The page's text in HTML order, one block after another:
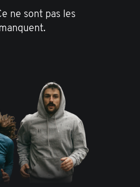
ne sont pas les